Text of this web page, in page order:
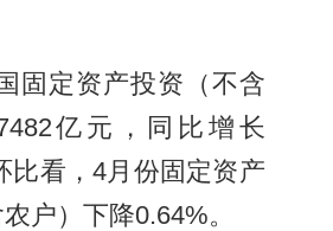
固定资产投资（不含
亿元，同比增长
比看，4月份固定资产
户）下降0.64%。